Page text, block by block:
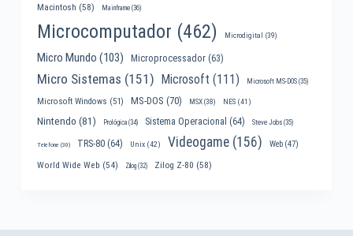
Macintosh (58) Mainframe(36)
Microcomputador (462) Microdigital (39)
Micro Mundo (103) Microprocessador(63)
Micro Sistemas (151) Microsoft (111) Microsoft MS-DOS(35)
Microsoft Windows (51) MS-DOS (70) MSX(38) NES(41)
Nintendo (81) Prológica(34) Sistema Operacional (64) Steve Jobs(35)
Telefone (30) TRS-80(64) Unix(42) Videogame(156) Web(47)
World Wide Web (54) Zilog(32) Zilog Z-80 (58)